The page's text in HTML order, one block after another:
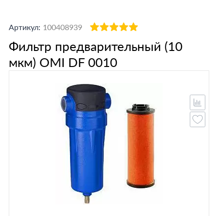
Артикул: 100408939
Фильтр предварительный (10
мкм) OMI DF 0010